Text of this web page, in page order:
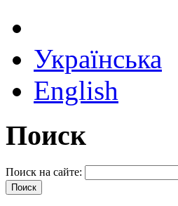
Українська
English
Поиск
Поиск на сайте: